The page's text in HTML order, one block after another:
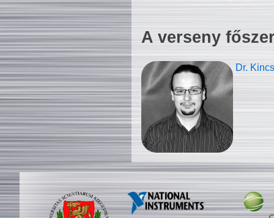
A verseny
Dr.